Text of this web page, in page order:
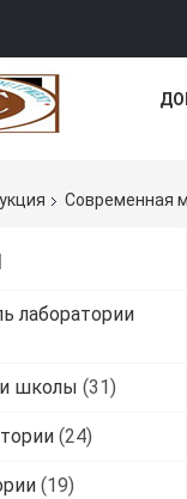
Современная
лаборатории
школы (31)
(24)
(19)